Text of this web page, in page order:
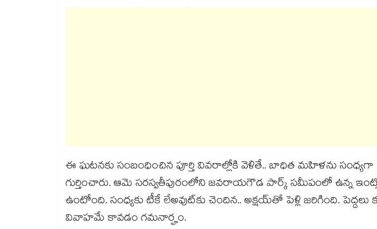
ఈ ఘటనకు సంబంధించిన పూర్తి వివరాల్లోకి వెళితే.. బాధిత మహిళను సంధ్యగా
గుర్తించారు. ఆమె సరస్వతీపురంలోని జవరాయగౌడ పార్క్ సమీపంలో ఉన్న
ఉంటోంది. సంధ్యకు టీకే లేఅవుట్‌కు చెందిన.. అక్షయ్‌తో పెళ్లి జరిగింది. పెద్దలు
వివాహమే కావడం గమనార్హం.